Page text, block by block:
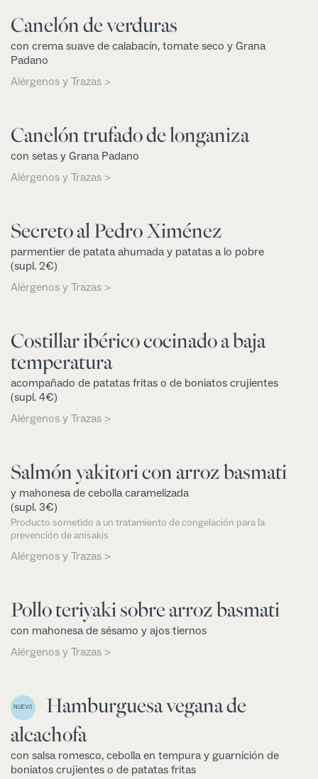
Canelón de verduras
con crema suave de calabacín, tomate seco y Grana
Padano
Alérgenos y Trazas >
Canelón trufado de longaniza
con setas y Grana Padano
Alérgenos y Trazas >
Secreto al Pedro Ximénez
parmentier de patata ahumada y patatas a lo pobre
(supl. 2€)
Alérgenos y Trazas >
Costillar ibérico cocinado a baja
temperatura
acompañado de patatas fritas o de boniatos crujientes
(supl. 4€)
Alérgenos y Trazas >
Salmón yakitori con arroz basmati
y mahonesa de cebolla caramelizada
(supl. 3€)
Producto sometido a un tratamiento de congelación para la
prevención de anisakis
Alérgenos y Trazas >
Pollo teriyaki sobre arroz basmati
con mahonesa de sésamo y ajos tiernos
Alérgenos y Trazas >
NUEVO
Hamburguesa vegana de
alcachofa
con salsa romesco, cebolla en tempura y guarnición de
boniatos crujientes o de patatas fritas